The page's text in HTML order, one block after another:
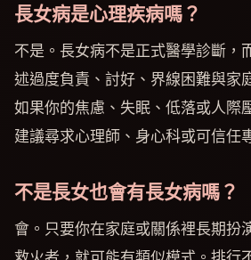
長女病是心理疾病嗎？
不是。長女病不是正式醫學診斷，
述過度負責、討好、界線困難與家
如果你的焦慮、失眠、低落或人際
建議尋求心理師、身心科或可信任
不是長女也會有長女病嗎？
會。只要你在家庭或關係裡長期扮